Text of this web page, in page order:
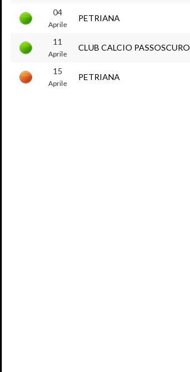
04
Aprile
PETRIANA
11
Aprile
CLUB CALCIO PASSOSCURO
15
Aprile
PETRIANA